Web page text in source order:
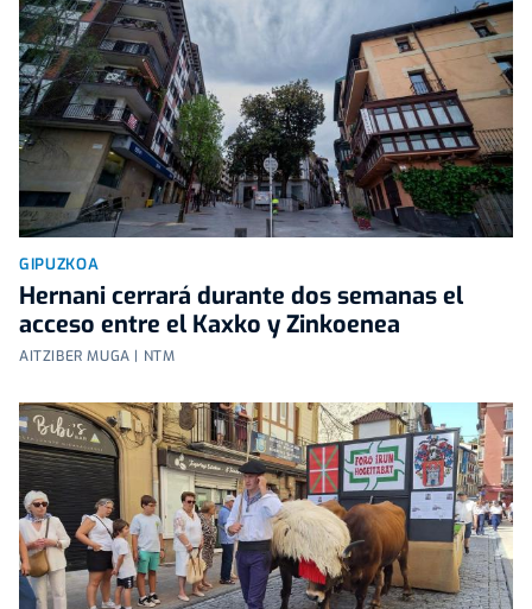
GIPUZKOA
Hernani cerrará durante dos semanas el
acceso entre el Kaxko y Zinkoenea
AITZIBER MUGA | NTM